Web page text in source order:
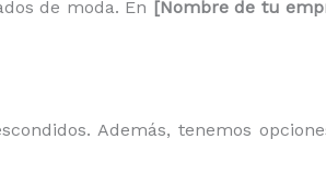
de moda. En [Nombre de tu
Además, tenemos